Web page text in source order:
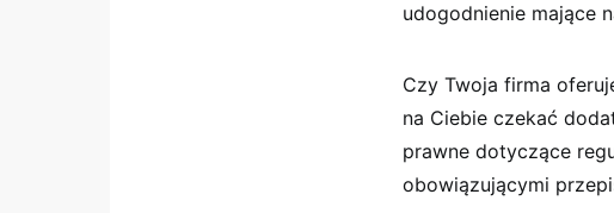
udogodnienie mające
Czy Twoja firma
na Ciebie czekać
prawne dotyczące
obowiązującymi